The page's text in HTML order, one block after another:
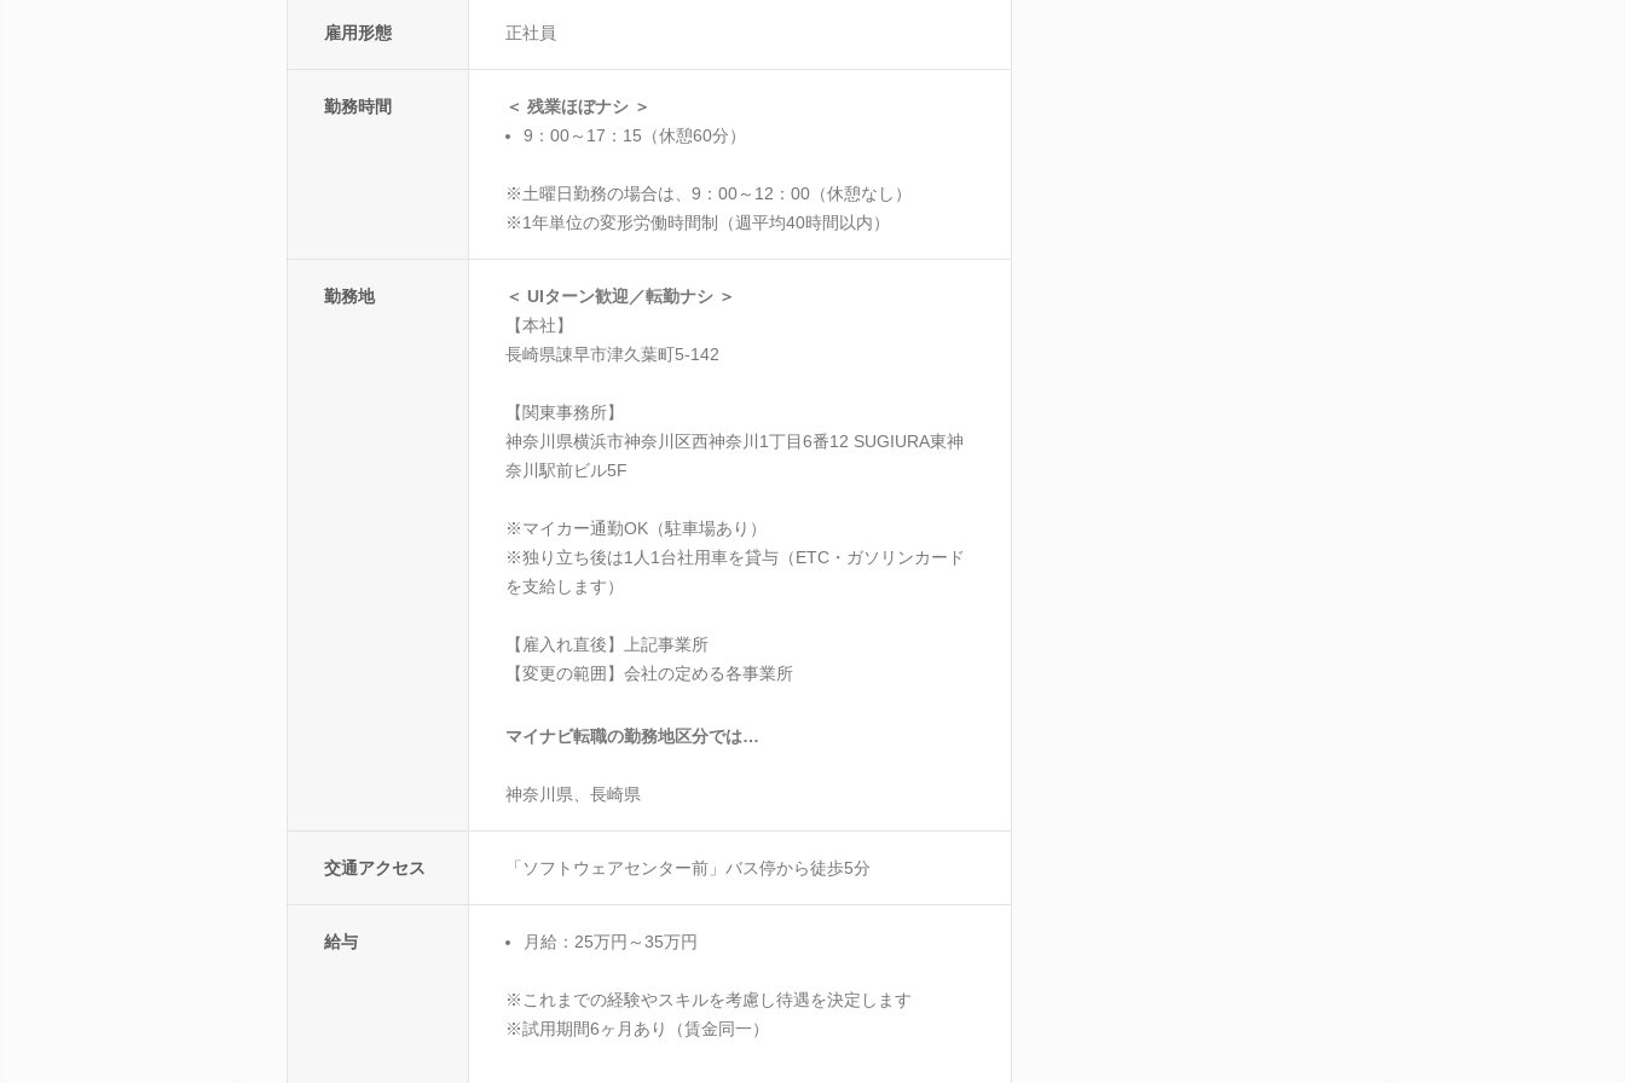
雇用形態 正社員
勤務時間
＜ 残業ほぼナシ ＞
9：00～17：15（休憩60分）
※土曜日勤務の場合は、9：00～12：00（休憩なし）
※1年単位の変形労働時間制（週平均40時間以内）
勤務地
＜ UIターン歓迎／転勤ナシ ＞
【本社】
長崎県諌早市津久葉町5-142
【関東事務所】
神奈川県横浜市神奈川区西神奈川1丁目6番12 SUGIURA東神
奈川駅前ビル5F
※マイカー通勤OK（駐車場あり）
※独り立ち後は1人1台社用車を貸与（ETC・ガソリンカード
を支給します）
【雇入れ直後】上記事業所
【変更の範囲】会社の定める各事業所
マイナビ転職の勤務地区分では…
神奈川県、長崎県
交通アクセス 「ソフトウェアセンター前」バス停から徒歩5分
給与 月給：25万円～35万円
※これまでの経験やスキルを考慮し待遇を決定します
※試用期間6ヶ月あり（賃金同一）